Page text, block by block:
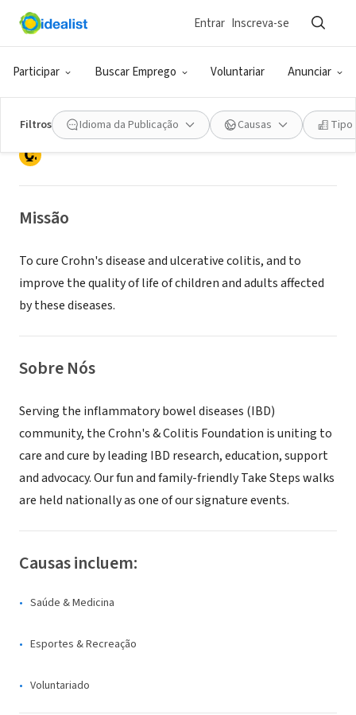
Participar Buscar Emprego Voluntariar Anunciar
Entrar Inscreva-se
Filtros Idioma da Publicação Causas Tipo
ONG (SETOR SOCIAL)
CROHNS & COLITIS FOUNDATION
INC
NEW YORK, NY|
Missão
To cure Crohn's disease and ulcerative colitis, and to
improve the quality of life of children and adults affected
by these diseases.
Sobre Nós
Serving the inflammatory bowel diseases (IBD)
community, the Crohn's & Colitis Foundation is uniting to
care and cure by leading IBD research, education, support
and advocacy. Our fun and family-friendly Take Steps walks
are held nationally as one of our signature events.
Causas incluem:
Saúde & Medicina
Esportes & Recreação
Voluntariado